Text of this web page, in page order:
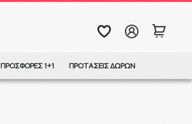
ΠΡΟΣΦΟΡΕΣ 1+1 ΠΡΟΤΑΣΕΙΣ ΔΩΡΩΝ